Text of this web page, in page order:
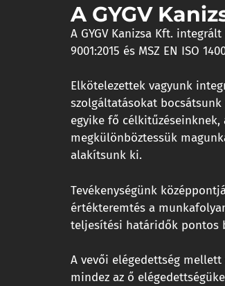
A GYGV
A GYGV Kanizsa Kft.
9001:2015 és MSZ EN ISO
Elkötelezettek vagyunk
szolgáltatásokat
egyike fő
megkülönböztessük
alakítsunk ki.
Tevékenységünk
értékteremtés a
teljesítési határidők pontos
A vevői elégedettség
mindez az ő